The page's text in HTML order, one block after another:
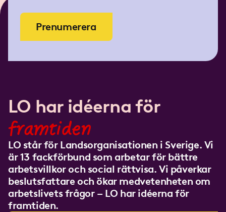
Prenumerera
LO har idéerna för
framtiden
LO står för Landsorganisationen i Sverige. Vi
är 13 fackförbund som arbetar för bättre
arbetsvillkor och social rättvisa. Vi påverkar
beslutsfattare och ökar medvetenheten om
arbetslivets frågor – LO har idéerna för
framtiden.